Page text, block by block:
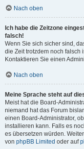
Nach oben
Ich habe die Zeitzone
falsch!
Wenn Sie sich sicher sind,
die Zeit trotzdem noch falsch
Kontaktieren Sie einen
Nach oben
Meine Sprache steht auf
Meist hat die Board-
niemand hat das Forum
einen Board-Administrator,
installieren kann. Falls es
es übersetzen würden.
von phpBB Limited oder auf